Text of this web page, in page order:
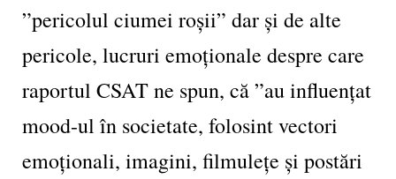
”pericolul ciumei roșii” dar și de alte
pericole, lucruri emoționale despre care
raportul CSAT ne spun, că ”au influențat
mood-ul în societate, folosint vectori
emoționali, imagini, filmulețe și postări